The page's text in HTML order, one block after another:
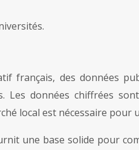
français, des données
données chiffrées
local est nécessaire pour
une base solide pour